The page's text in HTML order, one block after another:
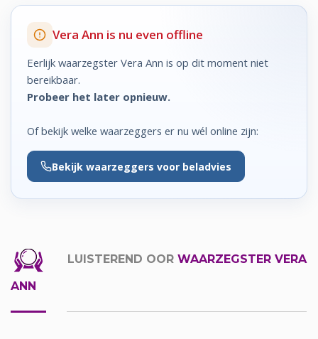
Vera Ann is nu even offline
Eerlijk waarzegster Vera Ann is op dit moment niet
bereikbaar.
Probeer het later opnieuw.
Of bekijk welke waarzeggers er nu wél online zijn:
Bekijk waarzeggers voor beladvies
LUISTEREND OOR WAARZEGSTER VERA
ANN